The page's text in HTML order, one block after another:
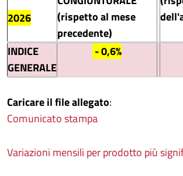
2026
(rispetto al mese
precedente)
INDICE
GENERALE
- 0,6%
Caricare il file allegato:
Comunicato stampa
Variazioni mensili per prodotto più